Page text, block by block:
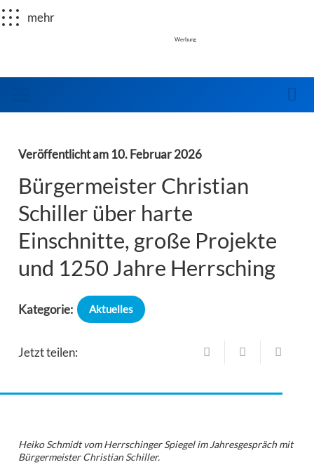
mehr
Werbung
Veröffentlicht am 10. Februar 2026
Bürgermeister Christian
Schiller über harte
Einschnitte, große Projekte
und 1250 Jahre Herrsching
Kategorie: Aktuelles
Jetzt teilen:
Heiko Schmidt vom Herrschinger Spiegel im Jahresgespräch mit
Bürgermeister Christian Schiller.